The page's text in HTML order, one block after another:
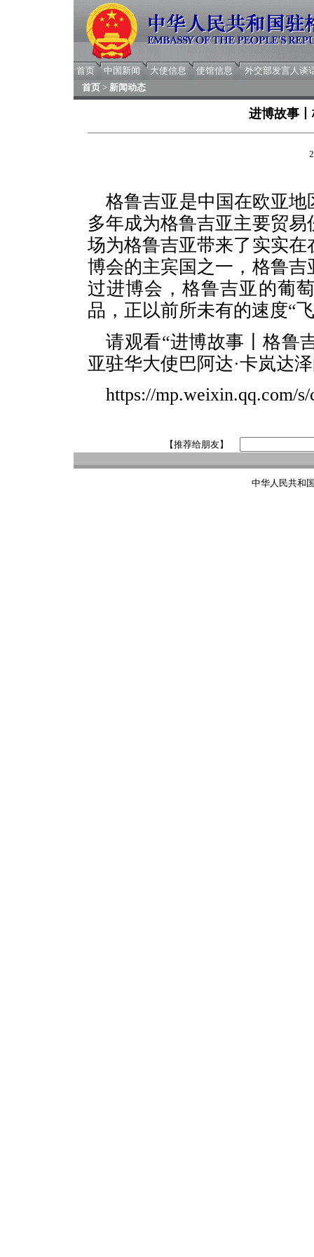
首页 中国新闻 大使信息 使馆信息
外交部发言人谈
首页 > 新闻动态
进博故事
格鲁吉亚是中国在欧亚
多年成为格鲁吉亚主要贸
场为格鲁吉亚带来了实实
博会的主宾国之一，格鲁
过进博会，格鲁吉亚的葡
品，正以前所未有的速度“
请观看“进博故事丨格鲁
亚驻华大使巴阿达·卡岚达
https://mp.weixin.qq.com/
【推荐给朋友】
中华人民共和